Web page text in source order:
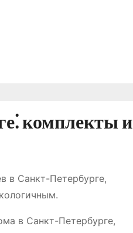
комплекты и
в Санкт-Петербурге,
в Санкт-Петербурге,